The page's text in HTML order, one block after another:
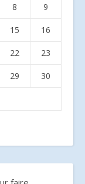
8 9
15 16
22 23
29 30